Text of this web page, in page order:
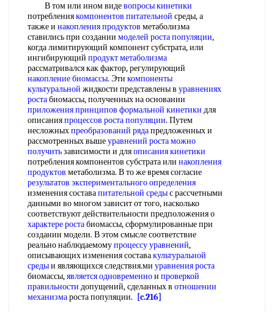
В том или ином видевопросы кинетики
потреблениякомпонентов питательной среды, а
также и накопления продуктов метаболизма
ставились при создании моделей роста популяции,
когда лимитирующий компонент субстрата, или
ингибирующий продукт метаболизма
рассматривался как фактор, регулирующий
накопление биомассы. Эти компоненты
культуральной жидкости представлены в уравнениях
ростабиомассы, полученных на основании
приложения принципов формальной кинетики для
описанияпроцессов роста популяции. Путем
несложныхпреобразований рядапредложенных и
рассмотренных вышеуравнений ростаможно
получитьзависимости и дляописания кинетики
потребления компонентов субстрата или накопления
продуктов метаболизма. В то же время согласие
результатов экспериментального определения
изменения составапитательной средыс рассчетными
данными во многом зависит от того, насколько
соответствуют действительности предположения о
характере ростабиомассы, сформулированные при
создании модели. В этом смысле соответствие
реально наблюдаемомупроцессу уравнений,
описывающих изменения составакультуральной
средыи являющихся следствия.ми уравнения роста
биомассы,является одновременнои проверкой
правильности допущений, сделанных в отношении
механизмароста популяции.
[c.216]